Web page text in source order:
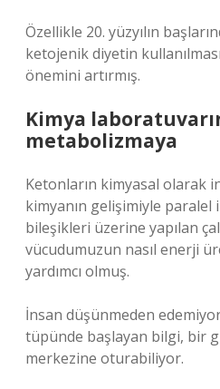
Özellikle 20. yüzyılın
ketojenik diyetin
önemini artırmış.
Kimya
metabolizmaya
Ketonların kimyasal olarak
kimyanın gelişimiyle paralel
bileşikleri üzerine yapılan
vücudumuzun nasıl enerji
yardımcı olmuş.
İnsan düşünmeden
tüpünde başlayan bilgi, bir
merkezine oturabiliyor.